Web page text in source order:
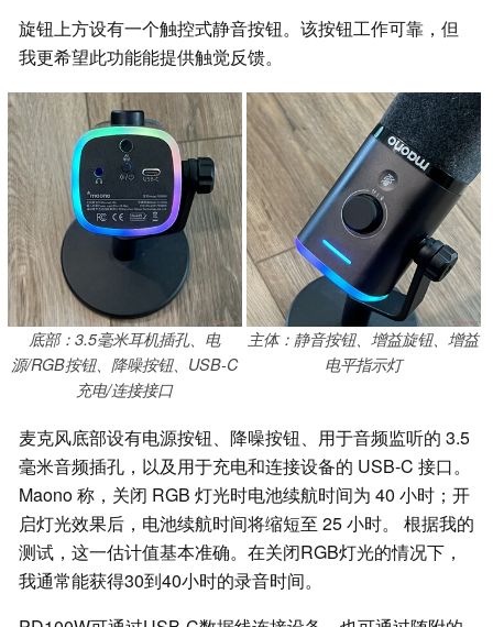
旋钮上方设有一个触控式静音按钮。该按钮工作可靠，但
我更希望此功能能提供触觉反馈。
底部：3.5毫米耳机插孔、电
源/RGB按钮、降噪按钮、USB-C
充电/连接接口
主体：静音按钮、增益旋钮、增益
电平指示灯
麦克风底部设有电源按钮、降噪按钮、用于音频监听的 3.5
毫米音频插孔，以及用于充电和连接设备的 USB-C 接口。
Maono 称，关闭 RGB 灯光时电池续航时间为 40 小时；开
启灯光效果后，电池续航时间将缩短至 25 小时。 根据我的
测试，这一估计值基本准确。在关闭RGB灯光的情况下，
我通常能获得30到40小时的录音时间。